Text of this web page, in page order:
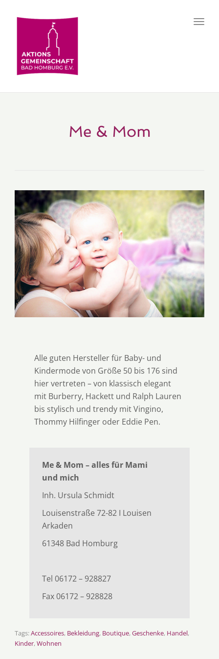
Me & Mom
Alle guten Hersteller für Baby- und
Kindermode von Größe 50 bis 176 sind
hier vertreten – von klassisch elegant
mit Burberry, Hackett und Ralph Lauren
bis stylisch und trendy mit Vingino,
Thommy Hilfinger oder Eddie Pen.
Me & Mom – alles für Mami
und mich
Inh. Ursula Schmidt
Louisenstraße 72-82 I Louisen
Arkaden
61348 Bad Homburg
Tel 06172 – 928827
Fax 06172 – 928828
Tags:Accessoires, Bekleidung, Boutique,Geschenke, Handel,
Kinder,Wohnen